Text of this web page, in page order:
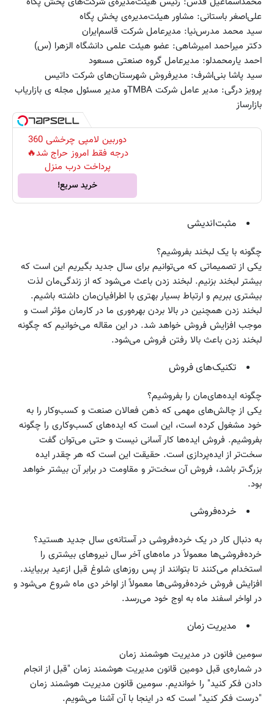
علی‌اصغر باستانی: مشاور هیئت‌مدیره‌ی پخش پگاه
سید محمد مدرس‌نیا: مدیرعامل شرکت قاسم‌ایران
دکتر میراحمد امیرشاهی: عضو هیئت علمی دانشگاه الزهرا (س)
احمد یارمحمدلو: مدیرعامل گروه صنعتی مسعود
سید پاشا بنی‌اشرف: مدیرفروش شهرستان‌های شرکت داتیس
پرویز درگی: مدیر عامل شرکت TMBAو مدیر مسئول مجله ی بازاریاب
بازارساز
دوربین لامپی چرخشی 360
درجه فقط امروز حراج شد🔥
پرداخت درب منزل
خرید سریع!
مثبت‌اندیشی
چگونه با یک لبخند بفروشیم؟
یکی از تصمیماتی که می‌توانیم برای سال جدید بگیریم این است که
بیشتر لبخند بزنیم. لبخند زدن باعث می‌شود که از زندگی‌مان لذت
بیشتری ببریم و ارتباط بسیار بهتری با اطرافیان‌مان داشته باشیم.
لبخند زدن همچنین در بالا بردن بهره‌وری ما در کارمان مؤثر است و
موجب افزایش فروش خواهد شد. در این مقاله می‌خوانیم که چگونه
لبخند زدن باعث بالا رفتن فروش می‌شود.
تکنیک‌های فروش
چگونه ایده‌های‌مان را بفروشیم؟
یکی از چالش‌های مهمی که ذهن فعالان صنعت و کسب‌وکار را به
خود مشغول کرده است، این است که ایده‌های کسب‌وکاری را چگونه
بفروشیم. فروش ایده‌ها کار آسانی نیست و حتی می‌توان گفت
سخت‌تر از ایده‌پردازی است. حقیقت این است که هر چقدر ایده
بزرگ‌تر باشد، فروش آن سخت‌تر و مقاومت در برابر آن بیشتر خواهد
بود.
خرده‌فروشی
به دنبال کار در یک خرده‌فروشی در آستانه‌ی سال جدید هستید؟
خرده‌فروشی‌ها معمولاً در ماه‌های آخر سال نیروهای بیشتری را
استخدام می‌کنند تا بتوانند از پس روزهای شلوغ قبل ازعید بربیایند.
افزایش فروش خرده‌فروشی‌ها معمولاً از اواخر دی ماه شروع می‌شود و
در اواخر اسفند ماه به اوج خود می‌رسد.
مدیریت زمان
سومین فانون در مدیریت هوشمند زمان
در شماره‌ی قبل دومین قانون مدیریت هوشمند زمان "قبل از انجام
دادن فکر کنید" را خواندیم. سومین قانون مدیریت هوشمند زمان
"درست فکر کنید" است که در اینجا با آن آشنا می‌شویم.